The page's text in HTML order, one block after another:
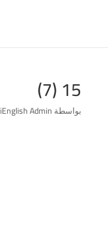
15 (7)
بواسطةiEnglish Admin